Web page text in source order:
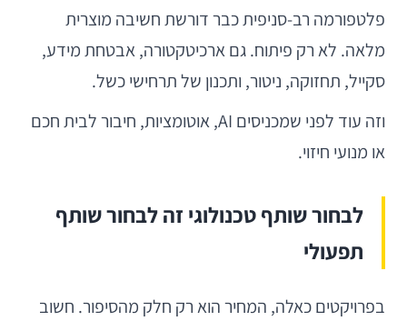
פלטפורמה רב-סניפית כבר דורשת חשיבה מוצרית
מלאה. לא רק פיתוח. גם ארכיטקטורה, אבטחת מידע,
סקייל, תחזוקה, ניטור, ותכנון של תרחישי כשל.
וזה עוד לפני שמכניסים AI, אוטומציות, חיבור לבית חכם
או מנועי חיזוי.
לבחור שותף טכנולוגי זה לבחור שותף
תפעולי
בפרויקטים כאלה, המחיר הוא רק חלק מהסיפור. חשוב